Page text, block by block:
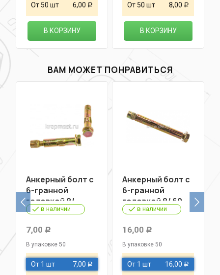
От 50 шт 6,00 Р
В КОРЗИНУ
От 50 шт 8,00 Р
В КОРЗИНУ
ВАМ МОЖЕТ ПОНРАВИТЬСЯ
Анкерный болт с
6-гранной
головкой 8/
40(45)в наличии
7,00 Р
В упаковке 50
От 1 шт 7,00 Р
Анкерный болт с
6-гранной
головкой 8/ 60
в наличии
16,00 Р
В упаковке 50
От 1 шт 16,00 Р